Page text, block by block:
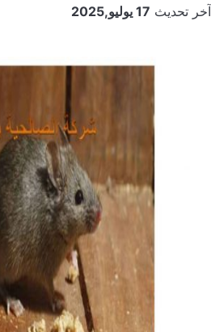
آخر تحديث 17 يوليو,2025